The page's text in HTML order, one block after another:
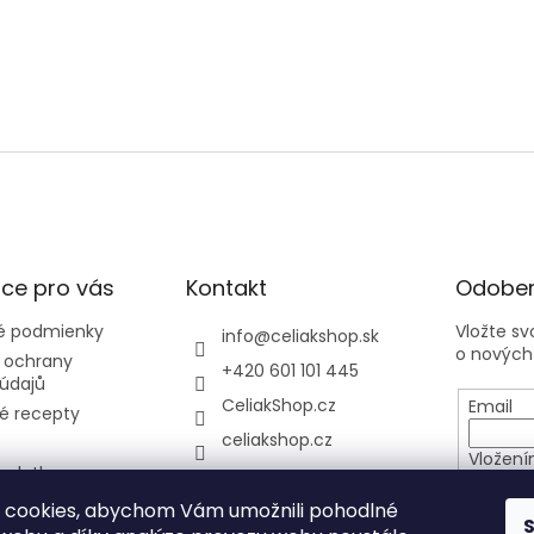
abychom Vám umožnili pohodlné
pro vás
podmienky
recepty
platba
Kontakt
info@celiakshop.sk
+420 601 101 445
CeliakShop.cz
celiakshop.cz
Vložte
o
Email